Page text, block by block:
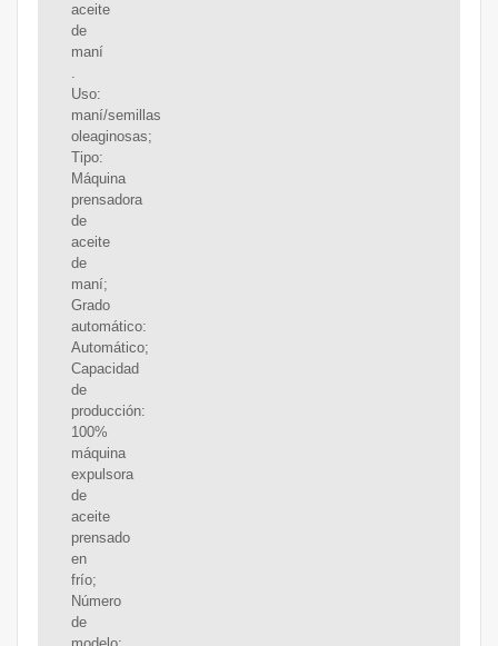
aceite
de
maní
.
Uso:
maní/semillas
oleaginosas;
Tipo:
Máquina
prensadora
de
aceite
de
maní;
Grado
automático:
Automático;
Capacidad
de
producción:
100%
máquina
expulsora
de
aceite
prensado
en
frío;
Número
de